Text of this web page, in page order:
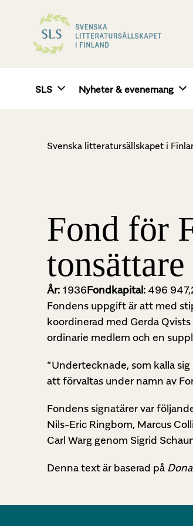
SLS Nyheter & evenemang
Svenska litteratursällskapet i
Fond för
tonsättare
År: 1936Fondkapital: 496
Fondens uppgift är att med
koordinerad med Gerda
ordinarie medlem och en
”Undertecknade, som kalla
att förvaltas under namn av
Fondens signatärer var
Nils-Eric Ringbom, Marcus
Carl Warg genom Sigrid
Denna text är baserad på